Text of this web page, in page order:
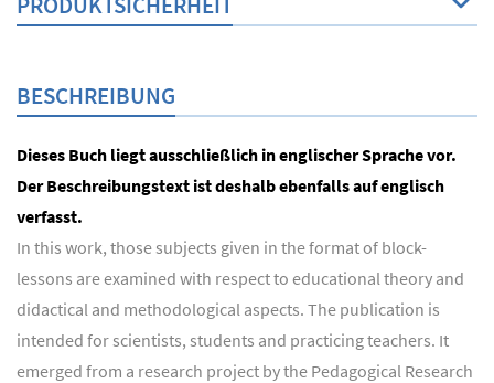
BESCHREIBUNG
Dieses Buch liegt ausschließlich in englischer Sprache vor.
Der Beschreibungstext ist deshalb ebenfalls auf englisch
verfasst.
In this work, those subjects given in the format of block-
lessons are examined with respect to educational theory and
didactical and methodological aspects. The publication is
intended for scientists, students and practicing teachers. It
emerged from a research project by the Pedagogical Research